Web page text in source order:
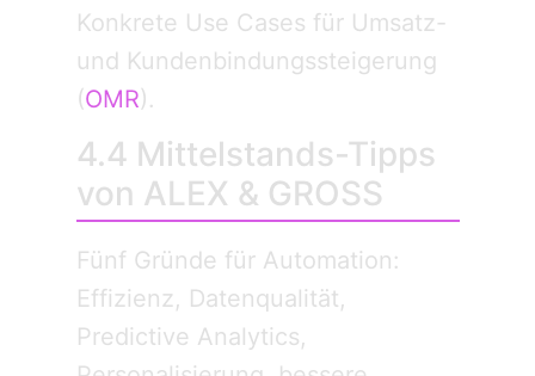
Konkrete Use Cases für Umsatz-
und Kundenbindungssteigerung
(OMR).
4.4 Mittelstands-Tipps
von ALEX & GROSS
Fünf Gründe für Automation:
Effizienz, Datenqualität,
Predictive Analytics,